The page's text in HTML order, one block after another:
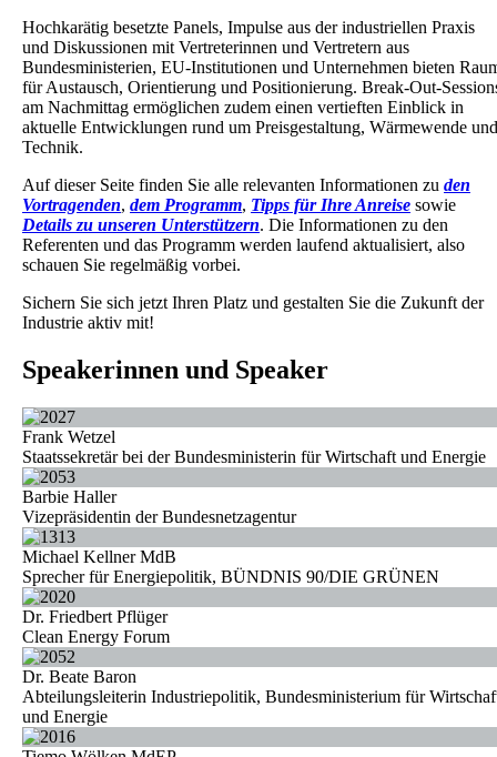
Hochkarätig besetzte Panels, Impulse aus der industriellen Praxis
und Diskussionen mit Vertreterinnen und Vertretern aus
Bundesministerien, EU-Institutionen und Unternehmen bieten
für Austausch, Orientierung und Positionierung. Break-Out-
am Nachmittag ermöglichen zudem einen vertieften Einblick in
aktuelle Entwicklungen rund um Preisgestaltung, Wärmewende und
Technik.
Auf dieser Seite finden Sie alle relevanten Informationen zu den
Vortragenden, dem Programm, Tipps für Ihre Anreise sowie
Details zu unseren Unterstützern. Die Informationen zu den
Referenten und das Programm werden laufend aktualisiert, also
schauen Sie regelmäßig vorbei.
Sichern Sie sich jetzt Ihren Platz und gestalten Sie die Zukunft der
Industrie aktiv mit!
Speakerinnen und Speaker
Frank Wetzel
Staatssekretär bei der Bundesministerin für Wirtschaft und Energie
Barbie Haller
Vizepräsidentin der Bundesnetzagentur
Michael Kellner MdB
Sprecher für Energiepolitik, BÜNDNIS 90/DIE GRÜNEN
Dr. Friedbert Pflüger
Clean Energy Forum
Dr. Beate Baron
Abteilungsleiterin Industriepolitik, Bundesministerium für
und Energie